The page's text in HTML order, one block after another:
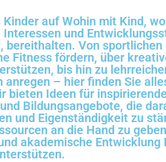
auf Wohin mit Kind,
und
bereithalten. Von sportlichen
Fitness fördern, über
bis hin zu
– hier finden Sie
bieten Ideen für
Bildungsangebote, die
und Eigenständigkeit zu
an die Hand zu
akademische Entwicklung